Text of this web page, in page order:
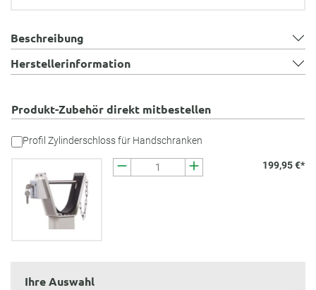
Beschreibung
Herstellerinformation
Produkt-Zubehör direkt mitbestellen
Profil Zylinderschloss für Handschranken
199,95 €*
Ihre Auswahl